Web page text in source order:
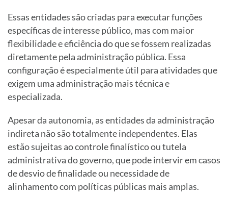
Essas entidades são criadas para executar funções
específicas de interesse público, mas com maior
flexibilidade e eficiência do que se fossem realizadas
diretamente pela administração pública. Essa
configuração é especialmente útil para atividades que
exigem uma administração mais técnica e
especializada.
Apesar da autonomia, as entidades da administração
indireta não são totalmente independentes. Elas
estão sujeitas ao controle finalístico ou tutela
administrativa do governo, que pode intervir em casos
de desvio de finalidade ou necessidade de
alinhamento com políticas públicas mais amplas.